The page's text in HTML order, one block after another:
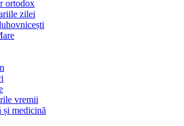
ortodox
zilei
vremii
și medicină